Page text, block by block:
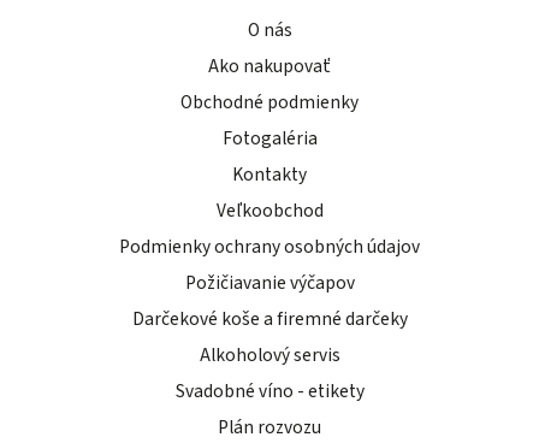
O nás
Ako nakupovať
Obchodné podmienky
Fotogaléria
Kontakty
Veľkoobchod
Podmienky ochrany osobných údajov
Požičiavanie výčapov
Darčekové koše a firemné darčeky
Alkoholový servis
Svadobné víno - etikety
Plán rozvozu